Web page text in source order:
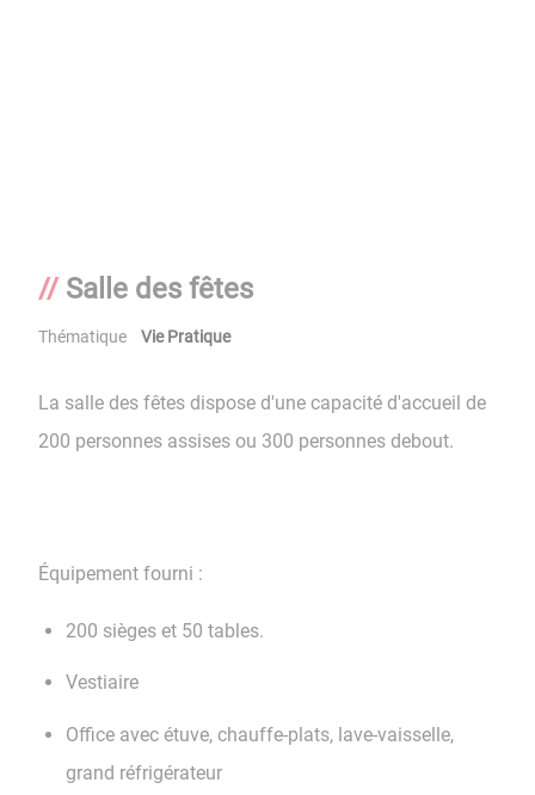
Salle des fêtes
Thématique Vie Pratique
La salle des fêtes dispose d'une capacité d'accueil de
200 personnes assises ou 300 personnes debout.
Équipement fourni :
200 sièges et 50 tables.
Vestiaire
Office avec étuve, chauffe-plats, lave-vaisselle,
grand réfrigérateur